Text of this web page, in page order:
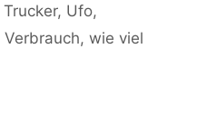
Trucker, Ufo,
Verbrauch, wie viel